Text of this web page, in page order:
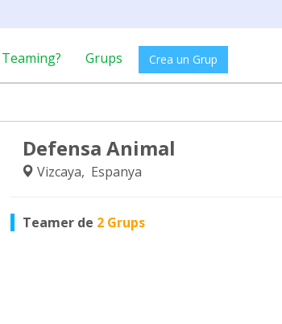
Grups Crea un Grup
Defensa Animal
Vizcaya, Espanya
Teamer de 2 Grups